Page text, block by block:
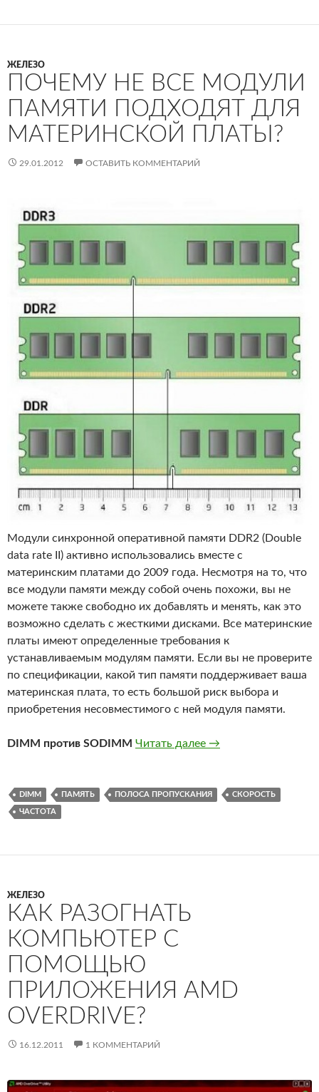
ЖЕЛЕЗО
ПОЧЕМУ НЕ ВСЕ МОДУЛИ
ПАМЯТИ ПОДХОДЯТ ДЛЯ
МАТЕРИНСКОЙ ПЛАТЫ?
29.01.2012 ОСТАВИТЬ КОММЕНТАРИЙ
Модули синхронной оперативной памяти DDR2 (Double
data rate II) активно использовались вместе с
материнским платами до 2009 года. Несмотря на то, что
все модули памяти между собой очень похожи, вы не
можете также свободно их добавлять и менять, как это
возможно сделать с жесткими дисками. Все материнские
платы имеют определенные требования к
устанавливаемым модулям памяти. Если вы не проверите
по спецификации, какой тип памяти поддерживает ваша
материнская плата, то есть большой риск выбора и
приобретения несовместимого с ней модуля памяти.
DIMM против SODIMM Читать далее Почему не все
→
DIMM ПАМЯТЬ ПОЛОСА ПРОПУСКАНИЯ СКОРОСТЬ
ЧАСТОТА
ЖЕЛЕЗО
КАК РАЗОГНАТЬ
КОМПЬЮТЕР С
ПОМОЩЬЮ
ПРИЛОЖЕНИЯ AMD
OVERDRIVE?
16.12.2011 1 КОММЕНТАРИЙ